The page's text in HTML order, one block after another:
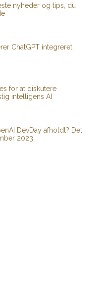
nyheder og tips, du
ChatGPT integreret
for at diskutere
intelligens AI
DevDay afholdt? Det
2023